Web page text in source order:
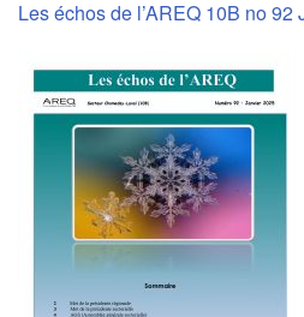
Les échos de l’AREQ 10B no 92